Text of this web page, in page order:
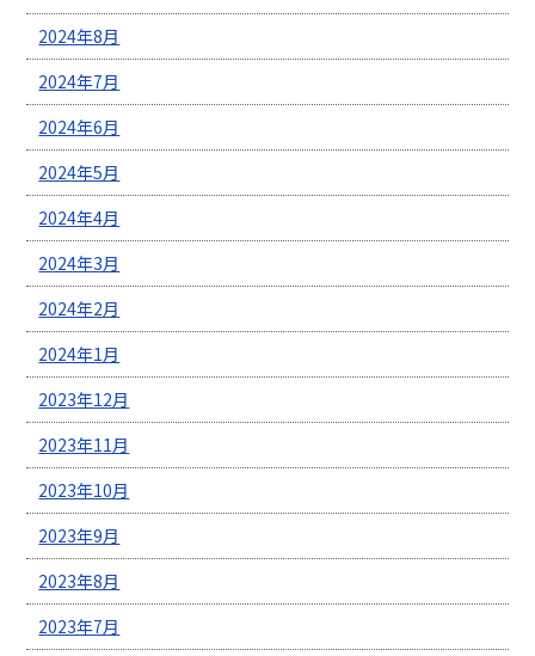
2024年8月
2024年7月
2024年6月
2024年5月
2024年4月
2024年3月
2024年2月
2024年1月
2023年12月
2023年11月
2023年10月
2023年9月
2023年8月
2023年7月